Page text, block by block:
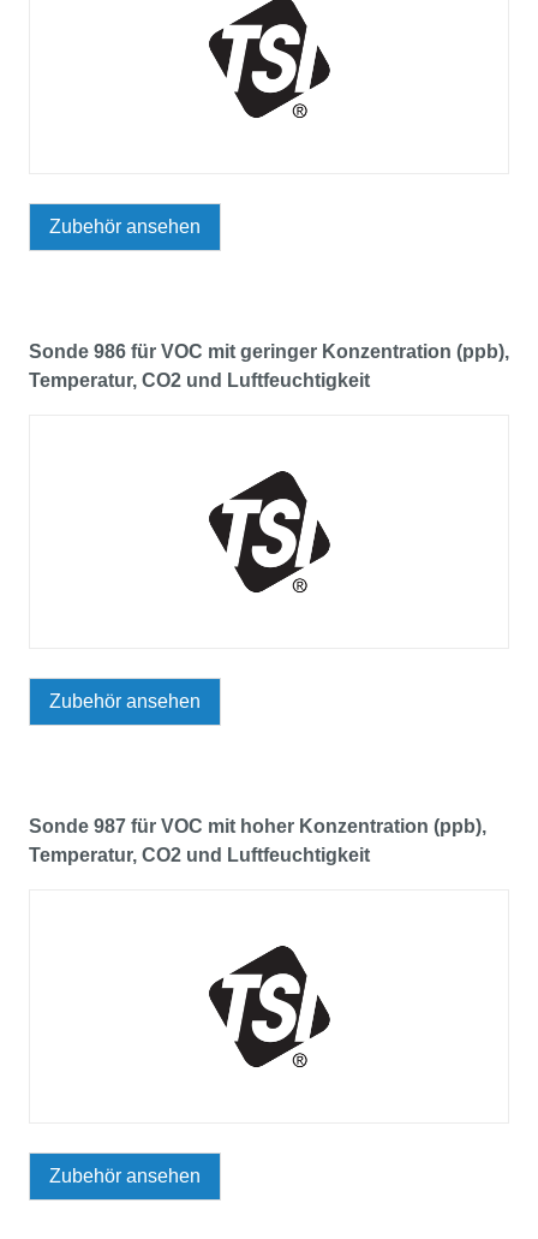
Zubehör ansehen
Sonde 986 für VOC mit geringer Konzentration (ppb),
Temperatur, CO2 und Luftfeuchtigkeit
Zubehör ansehen
Sonde 987 für VOC mit hoher Konzentration (ppb),
Temperatur, CO2 und Luftfeuchtigkeit
Zubehör ansehen